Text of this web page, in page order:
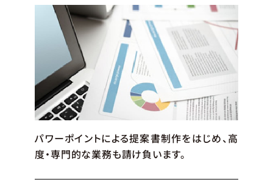
パワーポイントによる提案書制作をはじめ、高
度・専門的な業務も請け負います。